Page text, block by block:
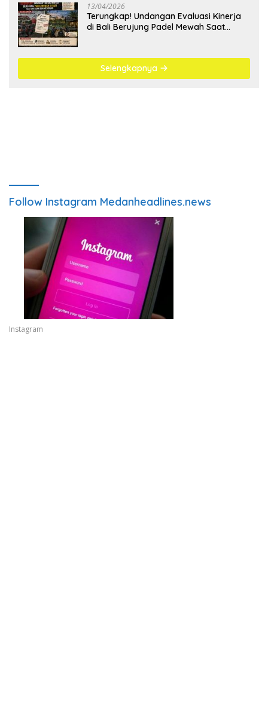
13/04/2026
Terungkap! Undangan Evaluasi Kinerja
di Bali Berujung Padel Mewah Saat
Selengkapnya
Follow Instagram Medanheadlines.news
Instagram